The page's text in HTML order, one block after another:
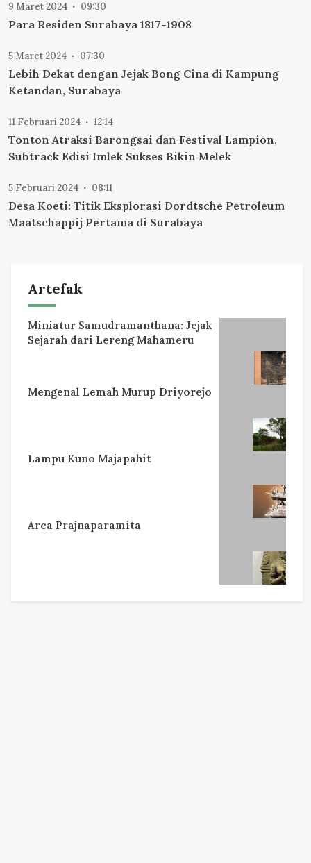
9 Maret 2024 09:30
Para Residen Surabaya 1817-1908
5 Maret 2024 07:30
Lebih Dekat dengan Jejak Bong Cina di Kampung
Ketandan, Surabaya
11 Februari 2024 12:14
Tonton Atraksi Barongsai dan Festival Lampion,
Subtrack Edisi Imlek Sukses Bikin Melek
5 Februari 2024 08:11
Desa Koeti: Titik Eksplorasi Dordtsche Petroleum
Maatschappij Pertama di Surabaya
Artefak
Miniatur Samudramanthana: Jejak
Sejarah dari Lereng Mahameru
Mengenal Lemah Murup Driyorejo
Lampu Kuno Majapahit
Arca Prajnaparamita